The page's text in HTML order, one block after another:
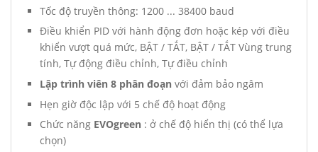
Tốc độ truyền thông: 1200 ... 38400 baud
Điều khiển PID với hành động đơn hoặc kép với điều
khiển vượt quá mức, BẬT / TẮT, BẬT / TẮT Vùng trung
tính, Tự động điều chỉnh, Tự điều chỉnh
Lập trình viên 8 phân đoạn với đảm bảo ngâm
Hẹn giờ độc lập với 5 chế độ hoạt động
Chức năng EVOgreen : ở chế độ hiển thị (có thể lựa
chọn)